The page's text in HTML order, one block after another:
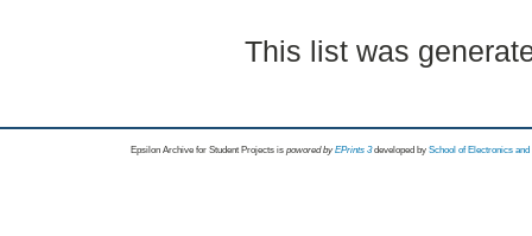
This list was
Epsilon Archive for Student Projects is powored byEPrints 3 developed by School of Electronics